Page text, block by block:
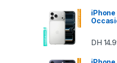
iPhone
DH